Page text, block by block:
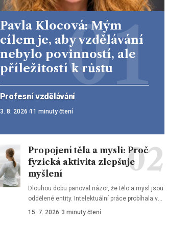
Pavla Klocová: Mým
cílem je, aby vzdělávání
nebylo povinností, ale
příležitostí k růstu
Profesní vzdělávání
3. 8. 2026 11 minuty čtení
Propojení těla a mysli: Proč
fyzická aktivita zlepšuje
myšlení
Dlouhou dobu panoval názor, že tělo a mysl jsou
oddělené entity. Intelektuální práce probíhala v…
15. 7. 2026 3 minuty čtení